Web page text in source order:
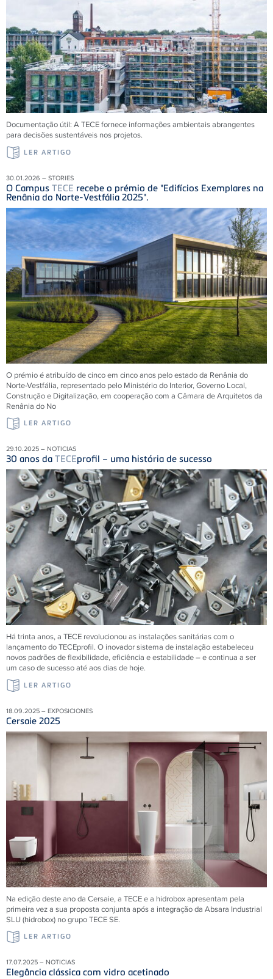
Documentação útil: ATECEfornece informações ambientais abrangentes
para decisões sustentáveis ​​nos projetos.
LER ARTIGO
30.01.2026 – STORIES
O Campus TECE recebe o prémio de "Edifícios Exemplares na
Renânia do Norte-Vestfália 2025".
O prémio é atribuído de cinco em cinco anos pelo estado da Renânia do
Norte-Vestfália, representado pelo Ministério do Interior, Governo Local,
Construção e Digitalização, em cooperação com a Câmara de Arquitetos da
Renânia do No
LER ARTIGO
29.10.2025 – NOTICIAS
30 anos da TECEprofil – uma história de sucesso
Há trinta anos, a TECE revolucionou as instalações sanitárias com o
lançamento doTECEprofil. O inovador sistema de instalação estabeleceu
novos padrões de flexibilidade, eficiência e estabilidade – e continua a ser
um caso de sucesso até aos dias de hoje.
LER ARTIGO
18.09.2025 – EXPOSICIONES
Cersaie 2025
Na edição deste ano da Cersaie, a TECE e a hidrobox apresentam pela
primeira vez a sua proposta conjunta após a integração da Absara Industrial
SLU (hidrobox) no grupo TECE SE.
LER ARTIGO
17.07.2025 – NOTICIAS
Elegância clássica com vidro acetinado